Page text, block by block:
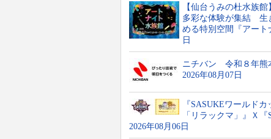
【仙台うみの杜水族
多彩な体験が集結 生
める特別空間『アー
日
ニチバン 令和８年熊
2026年08月07日
『SASUKEワールド
「リラックマ」』Ｘ
2026年08月06日